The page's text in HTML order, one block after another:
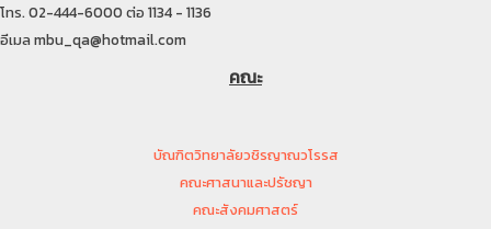
โทร. 02-444-6000 ต่อ 1134 - 1136
อีเมล mbu_qa@hotmail.com
คณะ
บัณฑิตวิทยาลัยวชิรญาณวโรรส
คณะศาสนาและปรัชญา
คณะสังคมศาสตร์